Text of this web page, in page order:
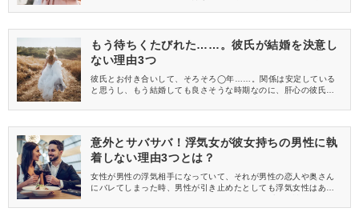
ある女性に惹かれる男性心理を知れば、色気のある女性がモテる
もう待ちくたびれた……。彼氏が結婚を決意し
ない理由3つ
彼氏とお付き合いして、そろそろ◯年……。関係は安定している
と思うし、もう結婚しても良さそうな時期なのに、肝心の彼氏は
の？結婚を決意しない理由って何？考えられる「彼自身の問題」3
意外とサバサバ！浮気女が彼女持ちの男性に執
着しない理由3つとは？
女性が男性の浮気相手になっていて、それが男性の恋人や奥さん
にバレてしまった時、男性が引き止めたとしても浮気女性はあっ
り男性との関係を切れるのでしょうか。今回は、その理由につい